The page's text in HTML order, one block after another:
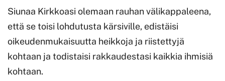
Siunaa Kirkkoasi olemaan rauhan välikappaleena,
että se toisi lohdutusta kärsiville, edistäisi
oikeudenmukaisuutta heikkoja ja riistettyjä
kohtaan ja todistaisi rakkaudestasi kaikkia ihmisiä
kohtaan.